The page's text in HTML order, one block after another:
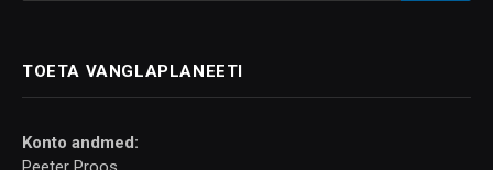
TOETA VANGLAPLANEETI
Konto andmed: